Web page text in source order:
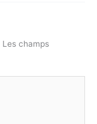
g
Les champs